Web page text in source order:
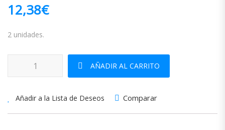
12,38€
2 unidades.
Mangos Sierra Descornar cantidad
AÑADIR AL CARRITO
Añadir a la Lista de Deseos Comparar